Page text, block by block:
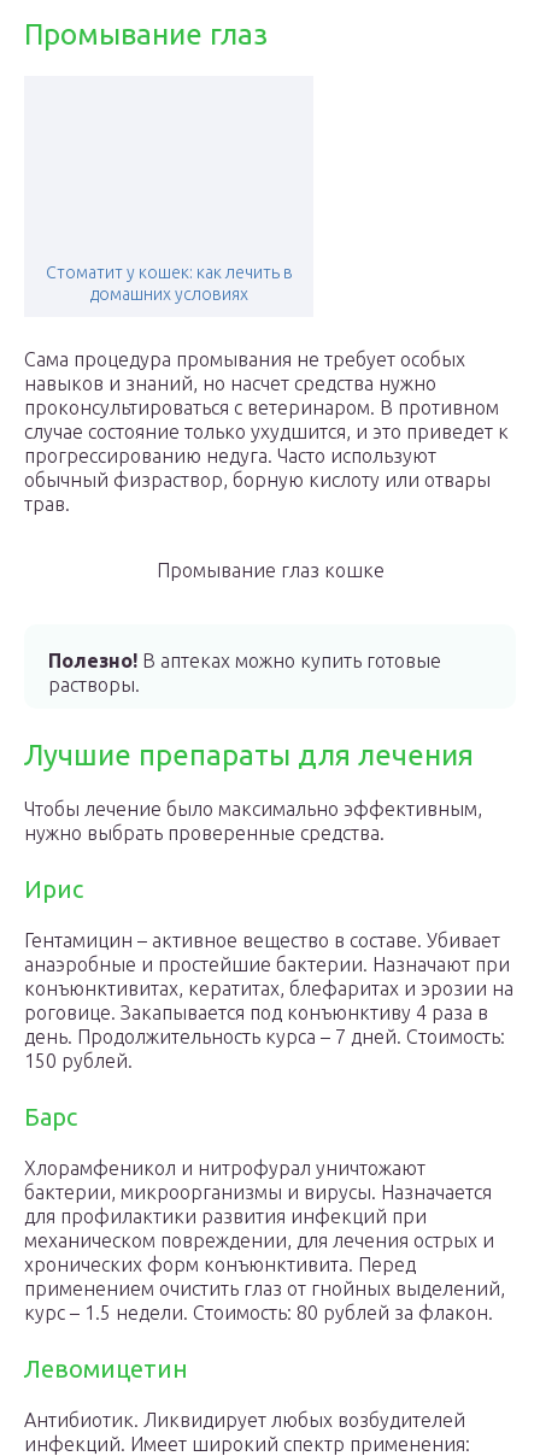
Промывание глаз
Стоматит у кошек: как лечить в
домашних условиях
Сама процедура промывания не требует особых
навыков и знаний, но насчет средства нужно
проконсультироваться с ветеринаром. В противном
случае состояние только ухудшится, и это приведет к
прогрессированию недуга. Часто используют
обычный физраствор, борную кислоту или отвары
трав.
Промывание глаз кошке
Полезно! В аптеках можно купить готовые
растворы.
Лучшие препараты для лечения
Чтобы лечение было максимально эффективным,
нужно выбрать проверенные средства.
Ирис
Гентамицин – активное вещество в составе. Убивает
анаэробные и простейшие бактерии. Назначают при
конъюнктивитах, кератитах, блефаритах и эрозии на
роговице. Закапывается под конъюнктиву 4 раза в
день. Продолжительность курса – 7 дней. Стоимость:
150 рублей.
Барс
Хлорамфеникол и нитрофурал уничтожают
бактерии, микроорганизмы и вирусы. Назначается
для профилактики развития инфекций при
механическом повреждении, для лечения острых и
хронических форм конъюнктивита. Перед
применением очистить глаз от гнойных выделений,
курс – 1.5 недели. Стоимость: 80 рублей за флакон.
Левомицетин
Антибиотик. Ликвидирует любых возбудителей
инфекций. Имеет широкий спектр применения: